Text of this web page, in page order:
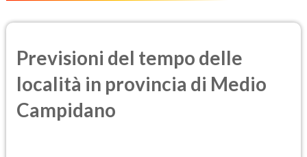
Previsioni del tempo delle
località in provincia di Medio
Campidano